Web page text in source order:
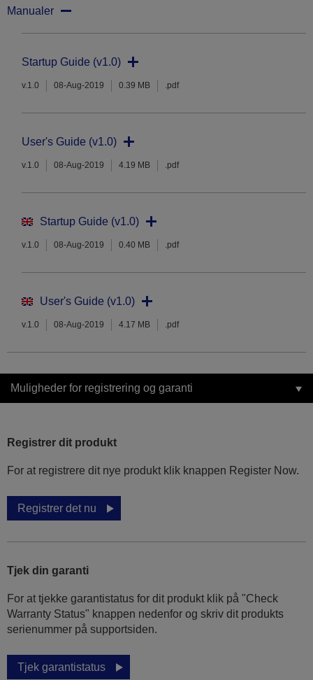
Manualer
Startup Guide (v1.0)
v.1.0 08-Aug-2019 0.39 MB .pdf
User's Guide (v1.0)
v.1.0 08-Aug-2019 4.19 MB .pdf
Startup Guide (v1.0)
v.1.0 08-Aug-2019 0.40 MB .pdf
User's Guide (v1.0)
v.1.0 08-Aug-2019 4.17 MB .pdf
Muligheder for registrering og garanti
Registrer dit produkt
For at registrere dit nye produkt klik knappen Register Now.
Registrer det nu
Tjek din garanti
For at tjekke garantistatus for dit produkt klik på "Check
Warranty Status" knappen nedenfor og skriv dit produkts
serienummer på supportsiden.
Tjek garantistatus